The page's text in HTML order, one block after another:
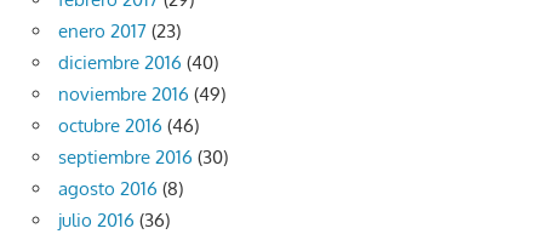
enero 2017 (23)
diciembre 2016 (40)
noviembre 2016 (49)
octubre 2016 (46)
septiembre 2016 (30)
agosto 2016 (8)
julio 2016 (36)